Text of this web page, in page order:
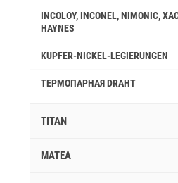
INCOLOY, INCONEL, NIMONIC,
HAYNES
KUPFER-NICKEL-LEGIERUNGEN
ТЕРМОПАРНАЯ DRAHT
TITAN
MATEA